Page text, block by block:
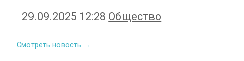
29.09.2025 12:28 Общество
Смотреть новость →